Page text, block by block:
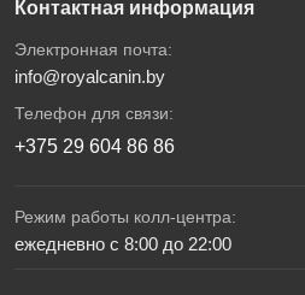
Контактная информация
Электронная почта:
info@royalcanin.by
Телефон для связи:
+375 29 604 86 86
Режим работы колл-центра:
ежедневно с 8:00 до 22:00